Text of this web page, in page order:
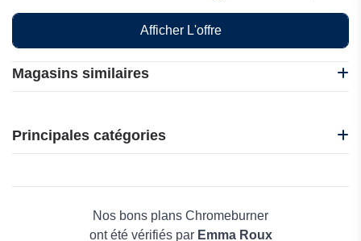
Magasins similaires
Handle Stash
Motoin
Chromeburner
WHEELTOP
Principales catégories
Maison & JardinNos bons plans Chromeburner
ont été vérifiés par Emma Roux
Afficher L'offre